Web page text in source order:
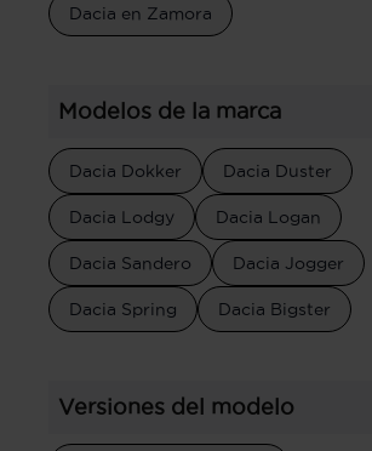
Dacia en Zamora
Modelos de la marca
Dacia Dokker Dacia Duster
Dacia Lodgy Dacia Logan
Dacia Sandero Dacia Jogger
Dacia Spring Dacia Bigster
Versiones del modelo